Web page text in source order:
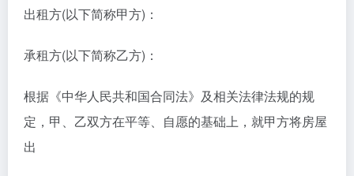
出租方(以下简称甲方)：
承租方(以下简称乙方)：
根据《中华人民共和国合同法》及相关法律法规的规
定，甲、乙双方在平等、自愿的基础上，就甲方将房屋
出